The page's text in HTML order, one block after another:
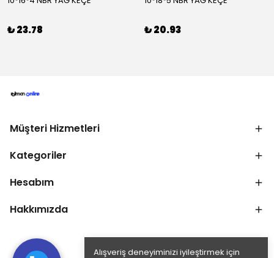
Alışveriş deneyiminizi iyileştirmek için
₺ 23.78 ₺ 20.93
Müşteri Hizmetleri
Kategoriler
Hesabım
Hakkımızda